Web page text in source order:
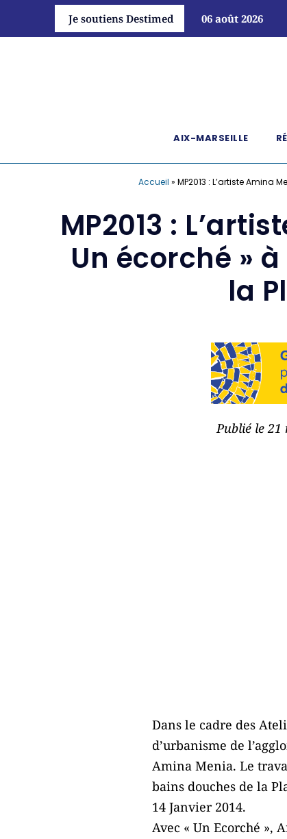
Je soutiens Destimed 06 août 2026
AIX-MARSEILLE
Accueil » MP2013 : L’artiste Amina
MP2013 :
Un écorché »
la
Publié le 21
Dans le cadre des
d’urbanisme de
Amina Menia. Le
bains douches de la
14 Janvier 2014.
Avec « Un Ecorché »,